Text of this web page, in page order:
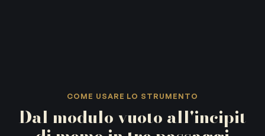
COME USARE LO STRUMENTO
Dal modulo vuoto all'incipit